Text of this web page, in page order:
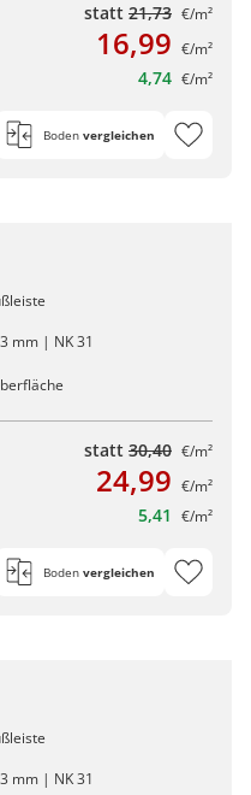
statt 21,73 €/m²
16,99 €/m²
4,74 €/m²
Boden vergleichen
mm | NK 31
statt 30,40 €/m²
24,99 €/m²
5,41 €/m²
Boden vergleichen
mm | NK 31